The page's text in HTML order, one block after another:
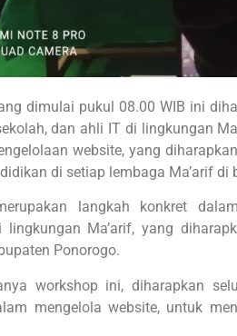
dimulai pukul 08.00 WIB ini
dan ahli IT di lingkungan
website, yang
di setiap lembaga Ma’arif di
langkah konkret
Ma’arif, yang
Ponorogo.
workshop ini, diharapkan
mengelola website, untuk